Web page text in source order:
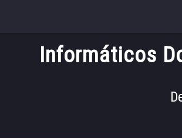
Informáticos